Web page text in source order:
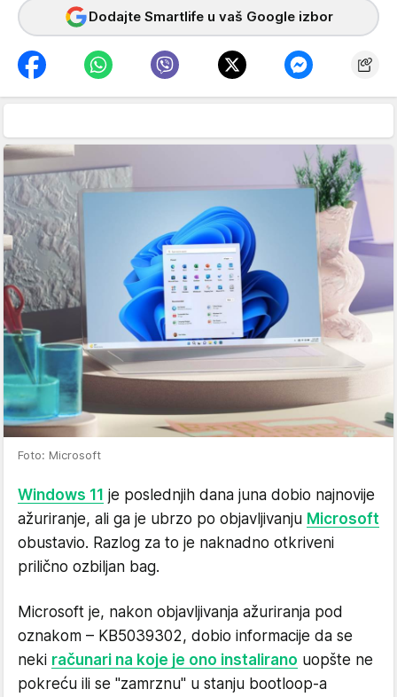
Dodajte Smartlife u vaš Google izbor
Foto: Microsoft
Windows 11 je poslednjih dana juna dobio najnovije
ažuriranje, ali ga je ubrzo po objavljivanju Microsoft
obustavio. Razlog za to je naknadno otkriveni
prilično ozbiljan bag.
Microsoft je, nakon objavljivanja ažuriranja pod
oznakom – KB5039302, dobio informacije da se
neki računari na koje je ono instalirano uopšte ne
pokreću ili se "zamrznu" u stanju bootloop-a